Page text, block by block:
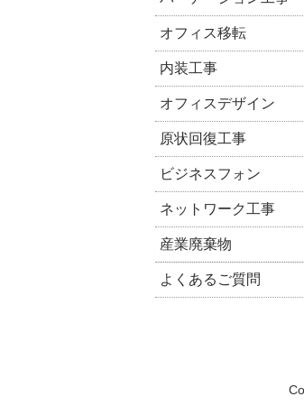
オフィス移転
内装工事
オフィスデザイン
原状回復工事
ビジネスフォン
ネットワーク工事
産業廃棄物
よくあるご質問